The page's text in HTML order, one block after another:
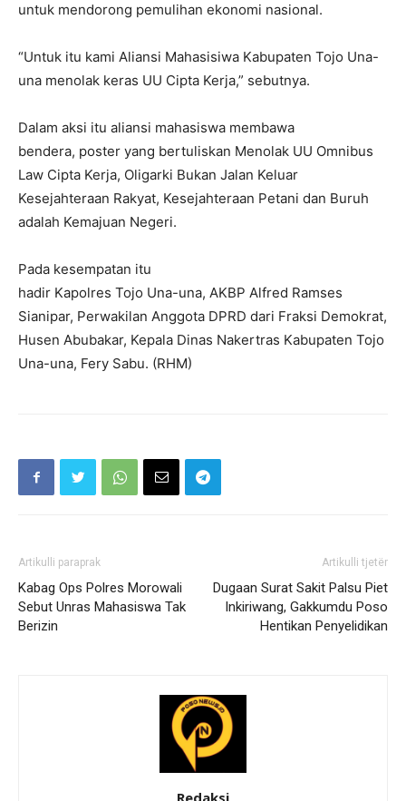
untuk mendorong pemulihan ekonomi nasional.
“Untuk itu kami Aliansi Mahasisiwa Kabupaten Tojo Una-
una menolak keras UU Cipta Kerja,” sebutnya.
Dalam aksi itu aliansi mahasiswa membawa
bendera, poster yang bertuliskan Menolak UU Omnibus
Law Cipta Kerja, Oligarki Bukan Jalan Keluar
Kesejahteraan Rakyat, Kesejahteraan Petani dan Buruh
adalah Kemajuan Negeri.
Pada kesempatan itu
hadir Kapolres Tojo Una-una, AKBP Alfred Ramses
Sianipar, Perwakilan Anggota DPRD dari Fraksi Demokrat,
Husen Abubakar, Kepala Dinas Nakertras Kabupaten Tojo
Una-una, Fery Sabu. (RHM)
Artikulli paraprak
Kabag Ops Polres Morowali
Sebut Unras Mahasiswa Tak
Berizin
Artikulli tjetër
Dugaan Surat Sakit Palsu Piet
Inkiriwang, Gakkumdu Poso
Hentikan Penyelidikan